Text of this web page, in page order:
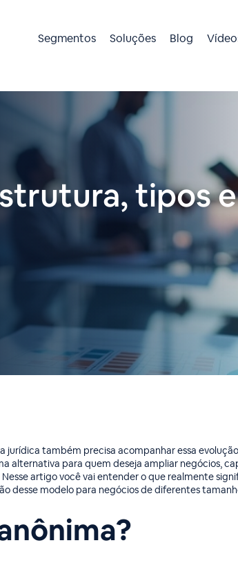
Segmentos Soluções Blog
tipos e
jurídica também precisa acompanhar essa
alternativa para quem deseja ampliar negócios,
artigo você vai entender o que realmente
desse modelo para negócios de diferentes